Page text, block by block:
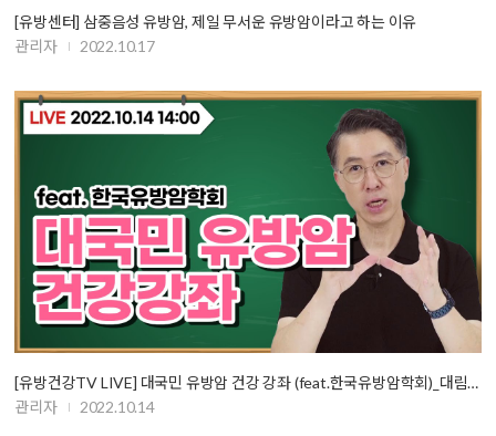
[유방센터] 삼중음성 유방암, 제일 무서운 유방암이라고 하는 이유
관리자
2022.10.17
[유방건강TV LIVE] 대국민 유방암 건강 강좌 (feat.한국유방암학회)_대림성모…
관리자
2022.10.14